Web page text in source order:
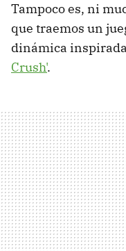
Tampoco es, ni
que traemos un
dinámica
Crush'.